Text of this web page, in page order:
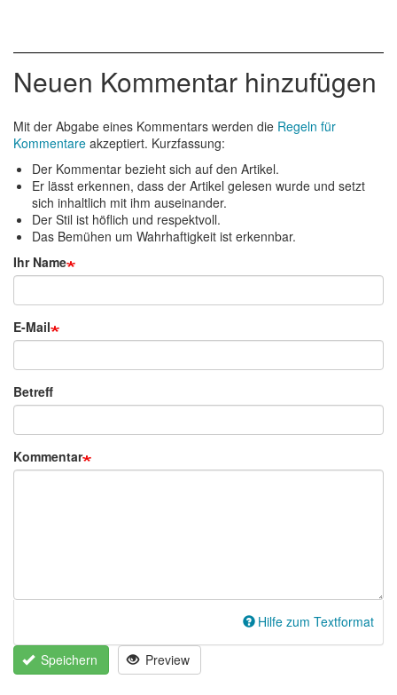
Neuen Kommentar hinzufügen
Mit der Abgabe eines Kommentars werden die Regeln für
Kommentare akzeptiert. Kurzfassung:
Der Kommentar bezieht sich auf den Artikel.
Er lässt erkennen, dass der Artikel gelesen wurde und setzt
sich inhaltlich mit ihm auseinander.
Der Stil ist höflich und respektvoll.
Das Bemühen um Wahrhaftigkeit ist erkennbar.
Ihr Name
E-Mail
Betreff
Kommentar
Hilfe zum Textformat
Speichern Preview